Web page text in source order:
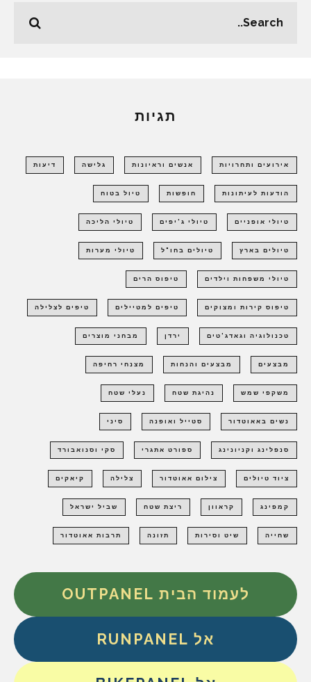
תגיות
אירועים ותחרויות אנשים וראיונות גלישה דיעות
הודעות לעיתונות חופשות טיול בטוח
טיולי אופניים טיולי ג'יפים טיולי הליכה
טיולים בארץ טיולים בחו"ל טיולי מערות
טיולי משפחות וילדים טיפוס הרים
טיפוס קירות ומצוקים טיפים למטיילים טיפים לצלילה
טכנולוגיה וגאדג'טים ירדן מבחני מוצרים
מבצעים מבצעים והנחות מצנחי רחיפה
משקפי שמש נהיגת שטח נעלי שטח
נשים באאוטדור סטייל ואופנה סיני
סנפלינג וקניונינג ספורט אתגרי סקי וסנואבורד
ציוד טיולים צילום אאוטדור צלילה קיאקים
קמפינג קראוון ריצת שטח שביל ישראל
שחייה שיט וסירות תזונה תרבות אאוטדור
לעמוד הבית OUTPANEL
אל RUNPANEL